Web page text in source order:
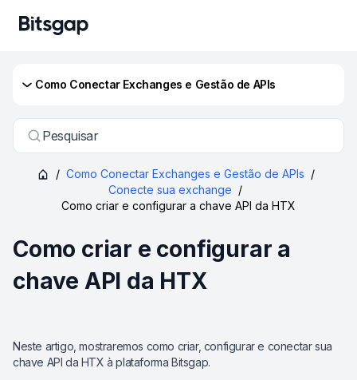
Como Conectar Exchanges e Gestão de APIs
Pesquisar
/ Como Conectar Exchanges e Gestão de APIs /
Conecte sua exchange /
Como criar e configurar a chave API da HTX
Como criar e configurar a
chave API da HTX
Neste artigo, mostraremos como criar, configurar e conectar sua
chave API da HTX à plataforma Bitsgap.